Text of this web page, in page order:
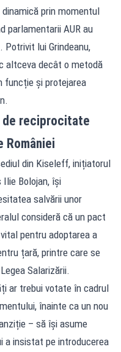
prin momentul
parlamentarii AUR au
lui Grindeanu,
altceva decât o metodă
funcție și protejarea
de reciprocitate
României
din Kiseleff, inițiatorul
Ilie Bolojan, își
salvării unor
consideră că un pact
pentru adoptarea a
țară, printre care se
Salarizării.
ar trebui votate în cadrul
înainte ca un nou
– să își asume
a insistat pe introducerea